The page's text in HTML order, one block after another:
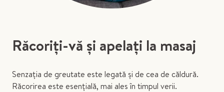
Răcoriți-vă și apelați la masaj
Senzația de greutate este legată și de cea de căldură.
Răcorirea este esențială, mai ales în timpul verii.